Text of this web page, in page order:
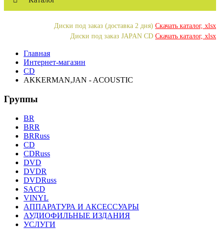
Диски под заказ (доставка 2 дня) Скачать каталог, xlsx
Диски под заказ JAPAN CD Скачать каталог, xlsx
Главная
Интернет-магазин
CD
AKKERMAN,JAN - ACOUSTIC
Группы
BR
BRR
BRRuss
CD
CDRuss
DVD
DVDR
DVDRuss
SACD
VINYL
АППАРАТУРА И АКСЕССУАРЫ
АУДИОФИЛЬНЫЕ ИЗДАНИЯ
УСЛУГИ